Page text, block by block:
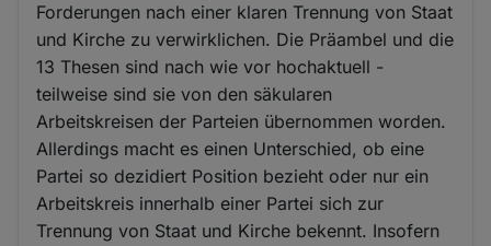
Forderungen nach einer klaren Trennung von Staat
und Kirche zu verwirklichen. Die Präambel und die
13 Thesen sind nach wie vor hochaktuell -
teilweise sind sie von den säkularen
Arbeitskreisen der Parteien übernommen worden.
Allerdings macht es einen Unterschied, ob eine
Partei so dezidiert Position bezieht oder nur ein
Arbeitskreis innerhalb einer Partei sich zur
Trennung von Staat und Kirche bekennt. Insofern